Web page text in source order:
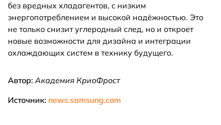
без вредных хладагентов, с низким
энергопотреблением и высокой надёжностью. Это
не только снизит углеродный след, но и откроет
новые возможности для дизайна и интеграции
охлаждающих систем в технику будущего.
Автор:Академия КриоФрост
Источник: news.samsung.com